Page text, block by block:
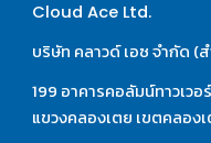
Cloud Ace Ltd.
บริษัท คลาวด์ เอซ จำกัด (
199 อาคารคอลัมน์ทาวเว
แขวงคลองเตย เขตคลอง